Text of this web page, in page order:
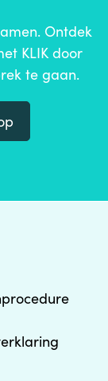
Ontdek
KLIK door
te gaan.